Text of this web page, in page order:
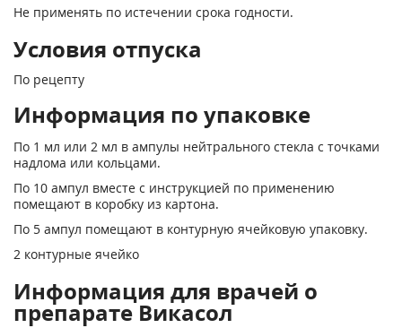
Не применять по истечении срока годности.
Условия отпуска
По рецепту
Информация по упаковке
По 1 мл или 2 мл в ампулы нейтрального стекла с точками
надлома или кольцами.
По 10 ампул вместе с инструкцией по применению
помещают в коробку из картона.
По 5 ампул помещают в контурную ячейковую упаковку.
2 контурные ячейко
Информация для врачей о
препарате Викасол